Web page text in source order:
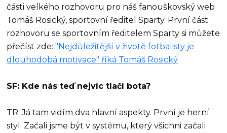
části velkého rozhovoru pro náš fanouškovský web
Tomáš Rosický, sportovní ředitel Sparty. První část
rozhovoru se sportovním ředitelem Sparty si můžete
přečíst zde:"Nejdůležitější v životě fotbalisty je
dlouhodobá motivace" říká Tomáš Rosický
SF: Kde nás teď nejvíc tlačí bota?
TR: Já tam vidím dva hlavní aspekty. První je herní
styl. Začali jsme být v systému, který všichni začali